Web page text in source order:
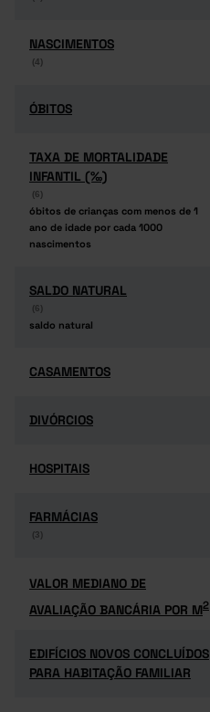
NASCIMENTOS
(4)
NASCIMENTOS
(4)
ÓBITOS
ÓBITOS
TAXA DE MORTALIDADE
INFANTIL (‰)
(6)
óbitos de crianças com menos de 1
ano de idade por cada 1000
nascimentos
TAXA DE MORTALIDADE
INFANTIL (‰)
(6)
óbitos de crianças com menos de 1
ano de idade por cada 1000
nascimentos
SALDO NATURAL
(6)
saldo natural
SALDO NATURAL
(6)
saldo natural
CASAMENTOS
CASAMENTOS
DIVÓRCIOS
DIVÓRCIOS
HOSPITAIS
HOSPITAIS
FARMÁCIAS
(3)
FARMÁCIAS
(3)
VALOR MEDIANO DE
AVALIAÇÃO BANCÁRIA POR M2
VALOR MEDIANO DE
AVALIAÇÃO BANCÁRIA POR M2
EDIFÍCIOS NOVOS CONCLUÍDOS
PARA HABITAÇÃO FAMILIAR
EDIFÍCIOS NOVOS CONCLUÍDOS
PARA HABITAÇÃO FAMILIAR